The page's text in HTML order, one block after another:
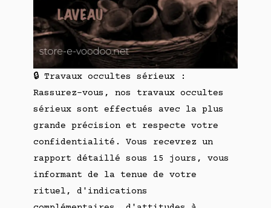
🔒 Travaux occultes sérieux :
Rassurez-vous, nos travaux occultes
sérieux sont effectués avec la plus
grande précision et respecte votre
confidentialité. Vous recevrez un
rapport détaillé sous 15 jours, vous
informant de la tenue de votre
rituel, d'indications